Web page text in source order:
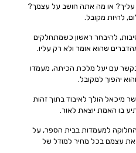
עליך? או מה אתה חושב על עצמך?
להיות מקובל.
להיבחר ראשון כשמתחלקים
שהוא אומר ולא רק עליו.
בקשר עם יעל מלכת הכיתה, מעמדו
יהפוך למקובל.
מיכאל הולך לאיבוד בתוך זהות
בו האמת יוצאת לאור.
למעמדות בבית הספר, על
את עצמם בכל מחיר למודל של